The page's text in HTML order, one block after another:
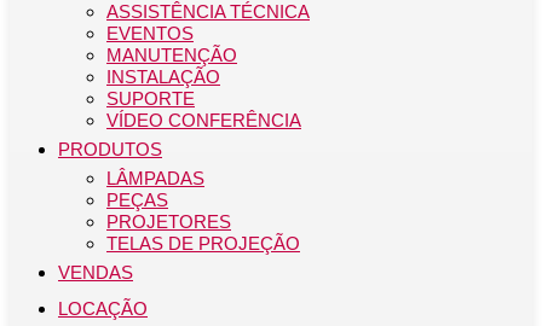
ASSISTÊNCIA TÉCNICA
EVENTOS
MANUTENÇÃO
INSTALAÇÃO
SUPORTE
VÍDEO CONFERÊNCIA
PRODUTOS
LÂMPADAS
PEÇAS
PROJETORES
TELAS DE PROJEÇÃO
VENDAS
LOCAÇÃO